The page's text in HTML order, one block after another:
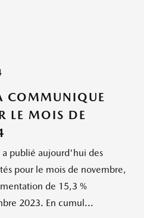
COMMUNIQUE
LE MOIS DE
publié aujourd'hui des
pour le mois de novembre,
de 15,3 %
2023. En cumul...